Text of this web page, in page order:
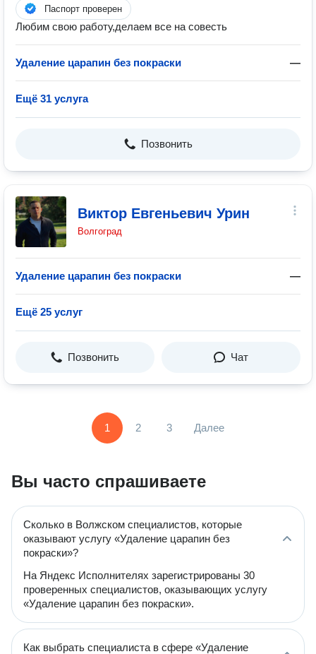
Паспорт проверен
Любим свою работу,делаем все на совесть
Удаление царапин без покраски —
Ещё 31 услуга
Позвонить
Виктор Евгеньевич Урин
Волгоград
Удаление царапин без покраски —
Ещё 25 услуг
Позвонить Чат
1 2 3 Далее
Вы часто спрашиваете
Сколько в Волжском специалистов, которые
оказывают услугу «Удаление царапин без
покраски»?
На Яндекс Исполнителях зарегистрированы 30
проверенных специалистов, оказывающих услугу
«Удаление царапин без покраски».
Как выбрать специалиста в сфере «Удаление